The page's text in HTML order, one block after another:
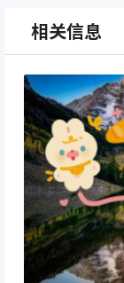
相关信息